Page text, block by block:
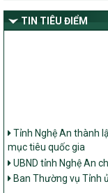
TIN TIÊU ĐIỂM
Tỉnh Nghệ An thành
mục tiêu quốc gia
UBND tỉnh Nghệ An
Ban Thường vụ Tỉnh
thực hiện Chương